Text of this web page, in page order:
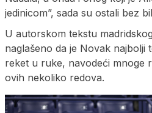
jedinicom”, sada su ostali bez
U autorskom tekstu
naglašeno da je Novak najbolji
reket u ruke, navodeći mnoge
ovih nekoliko redova.